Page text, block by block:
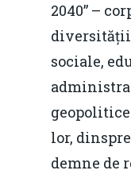
2040” –
diversității
sociale,
lor,
demne de